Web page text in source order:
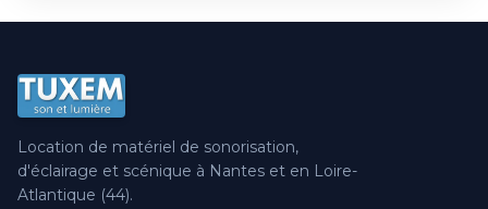
Location de matériel de sonorisation,
d'éclairage et scénique à Nantes et en Loire-
Atlantique (44).